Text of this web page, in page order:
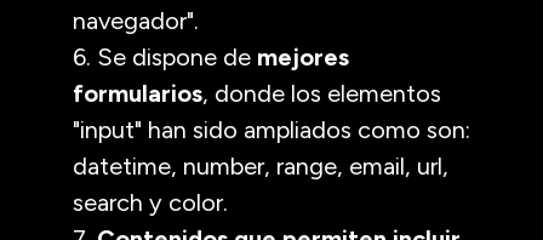
navegador".
6. Se dispone de mejores
formularios, donde los elementos
"input" han sido ampliados como son:
datetime, number, range, email, url,
search y color.